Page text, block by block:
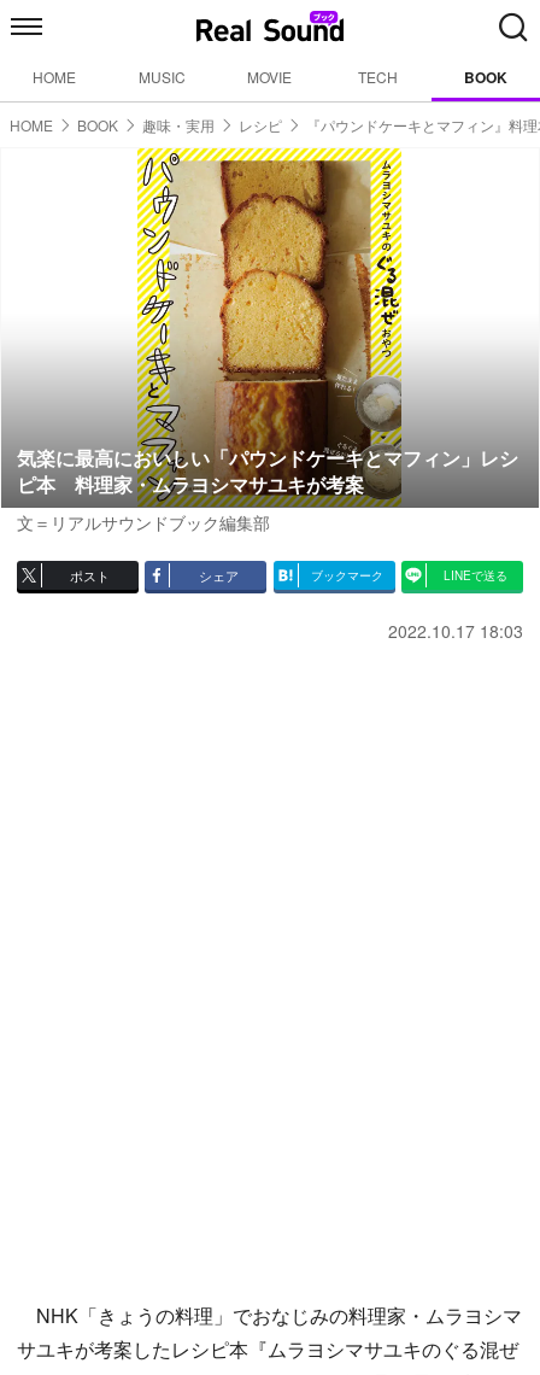
HOME MUSIC MOVIE TECH BOOK
HOME BOOK 趣味・実用 レシピ 『パウンドケーキとマフィン』料
気楽に最高においしい「パウンドケーキとマフィン」レシ
ピ本 料理家・ムラヨシマサユキが考案
文＝リアルサウンドブック編集部
ポスト シェア ブックマーク LINEで送る
2022.10.17 18:03
NHK「きょうの料理」でおなじみの料理家・ムラヨシマ
サユキが考案したレシピ本『ムラヨシマサユキのぐる混ぜ